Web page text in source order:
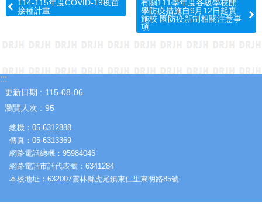
學
生
職
員
專
區
熱
門
關
鍵
字
網
114-115年度COVID-19疫苗
接種計畫
有關111學年度各級學校開
學防疫措施自9月12日起實
施校 園防疫新制相關注意事
項
:::
更新日期
115-08-06
瀏覽人次
95
總機：05-6312888
傳真：05-6313369
網路電話總機：95984046
網路電話市話代表號：6341284
本校地址：632007雲林縣虎尾鎮東仁里東明路85號